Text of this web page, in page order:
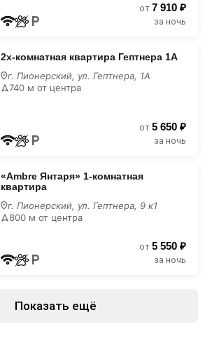
от 7 910 ₽
за ночь
2х-комнатная квартира Гептнера 1А
г. Пионерский, ул. Гептнера, 1А
740 м от центра
от 5 650 ₽
за ночь
«Ambre Янтаря» 1-комнатная
квартира
г. Пионерский, ул. Гептнера, 9 к1
800 м от центра
от 5 550 ₽
за ночь
Показать ещё